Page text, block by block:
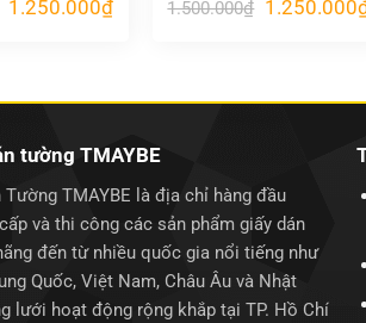
Giá
1.250.000₫Giá
1.500.000₫ Giá
1.250.000
tường TMAYBE
Tường TMAYBE là địa chỉ hàng đầu
và thi công các sản phẩm giấy dán
đến từ nhiều quốc gia nổi tiếng như
Quốc, Việt Nam, Châu Âu và Nhật
lưới hoạt động rộng khắp tại TP. Hồ Chí